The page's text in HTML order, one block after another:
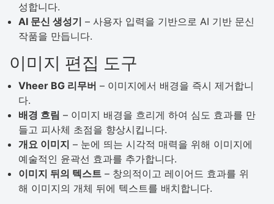
성합니다.
AI 문신 생성기 – 사용자 입력을 기반으로 AI 기반 문신
작품을 만듭니다.
이미지 편집 도구
Vheer BG 리무버 – 이미지에서 배경을 즉시 제거합니
다.
배경 흐림 – 이미지 배경을 흐리게 하여 심도 효과를 만
들고 피사체 초점을 향상시킵니다.
개요 이미지 – 눈에 띄는 시각적 매력을 위해 이미지에
예술적인 윤곽선 효과를 추가합니다.
이미지 뒤의 텍스트 – 창의적이고 레이어드 효과를 위
해 이미지의 개체 뒤에 텍스트를 배치합니다.